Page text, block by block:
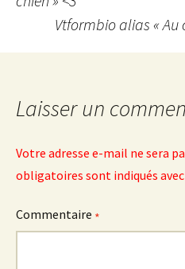
desVtformbio alias «
Laisser un
Votre adresse e-mail ne sera
obligatoires sont indiqués avec
Commentaire *